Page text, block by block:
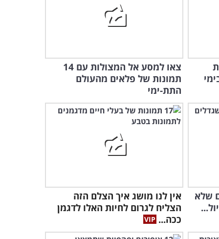
סרטון אווירי מרהיב חושף את
יופיים הנדיר של האיים
המלדיביים...
1:17
לילדה החמודה הזאת יש
בקשה אחת פשוטה וחשובה
אליכם...
הסרטון הזה יעשה לכם חשק
לטוס לטהיטי ולהתחיל לגלוש
על הגלים...
הגולשים האלה רוכבים על
1:47:33
שק של סנטימנטים - תיעוד
ההופעה האחרונה של
הלהקה הכי ישראלית
צאו למסע אל המצולות עם 14
תמונות של פלאים מהעולם
התת-ימי
שלא
אין לנו מושג איך הצלם הזה
הצליח לגרום לחיות האלו לדגמן
ככה...